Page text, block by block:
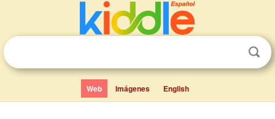
Web Imágenes English